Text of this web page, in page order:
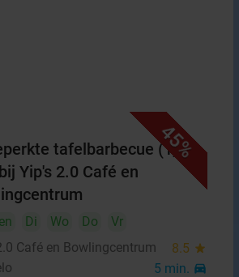
45%
tafelbarbecue (1,5
Yip's 2.0 Café en
Di Wo Do
Vr
Café en Bowlingcentrum
8.5 star
5 min. directions_car